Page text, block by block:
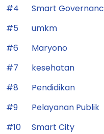
#4
Smart
#5
umkm
#6
Maryono
#7
kesehatan
#8
Pendidikan
#9
Pelayanan Publik
#10
Smart City